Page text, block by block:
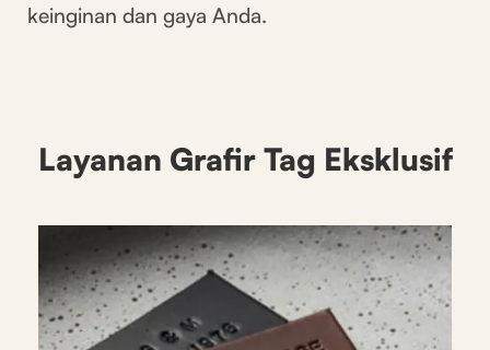
keinginan dan gaya Anda.
Layanan Grafir Tag Eksklusif